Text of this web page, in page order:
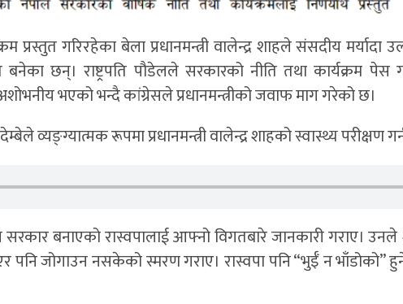
प्रस्तुत गरिरहेका बेला प्रधानमन्त्री वालेन्द्र शाहले संसदीय
छन्। राष्ट्रपति पौडेलले सरकारको नीति तथा कार्यक्रम पेस
अशोभनीय भएको भन्दै कांग्रेसले प्रधानमन्त्रीको जवाफ माग गरेको छ।
व्यङ्ग्यात्मक रूपमा प्रधानमन्त्री वालेन्द्र शाहको स्वास्थ्य परीक्षण
बनाएको रास्वपालाई आफ्नो विगतबारे जानकारी गराए।
पनि जोगाउन नसकेको स्मरण गराए। रास्वपा पनि “भुईँ न भाँडोको”